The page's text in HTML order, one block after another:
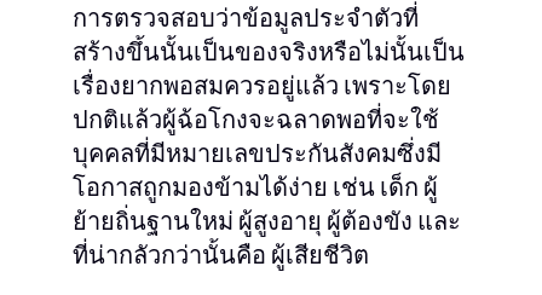
การตรวจสอบว่าข้อมูลประจำตัวที่
สร้างขึ้นนั้นเป็นของจริงหรือไม่นั้นเป็น
เรื่องยากพอสมควรอยู่แล้ว เพราะโดย
ปกติแล้วผู้ฉ้อโกงจะฉลาดพอที่จะใช้
บุคคลที่มีหมายเลขประกันสังคมซึ่งมี
โอกาสถูกมองข้ามได้ง่าย เช่น เด็ก ผู้
ย้ายถิ่นฐานใหม่ ผู้สูงอายุ ผู้ต้องขัง และ
ที่น่ากลัวกว่านั้นคือ ผู้เสียชีวิต